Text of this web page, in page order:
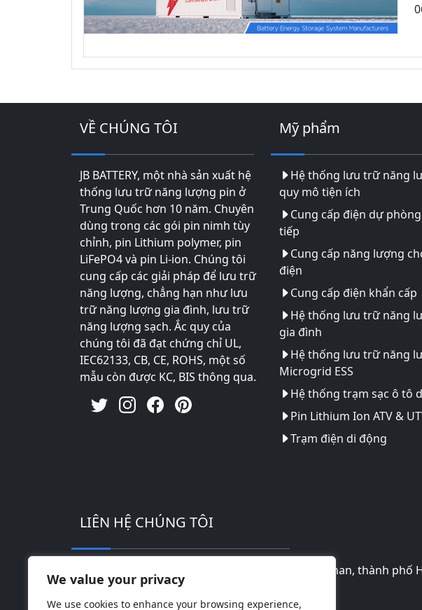
We value your privacy
We use cookies to enhance your browsing experience,
VỀ CHÚNG TÔI
JB BATTERY, một nhà sản xuất hệ
thống lưu trữ năng lượng pin ở
Trung Quốc hơn 10 năm. Chuyên
dùng trong các gói pin nimh tùy
chỉnh, pin Lithium polymer, pin
LiFePO4 và pin Li-ion. Chúng tôi
cung cấp các giải pháp để lưu trữ
năng lượng, chẳng hạn như lưu
trữ năng lượng gia đình, lưu trữ
năng lượng sạch. Ắc quy của
chúng tôi đã đạt chứng chỉ UL,
IEC62133, CB, CE, ROHS, một số
mẫu còn được KC, BIS thông qua.
Mỹ phẩm
Hệ thống lưu trữ năng
quy mô tiện ích
Cung cấp điện dự
tiếp
Cung cấp năng lượng
điện
Cung cấp điện khẩn cấp
Hệ thống lưu trữ năng
gia đình
Hệ thống lưu trữ năng
Microgrid ESS
Hệ thống trạm sạc ô tô
Pin Lithium Ion ATV &
Trạm điện di động
LIÊN HỆ CHÚNG TÔI
Địa chỉ: Khu công nghiệp công nghệ cao Huinan, thành phố
Điện thoại: 0086-18169936698